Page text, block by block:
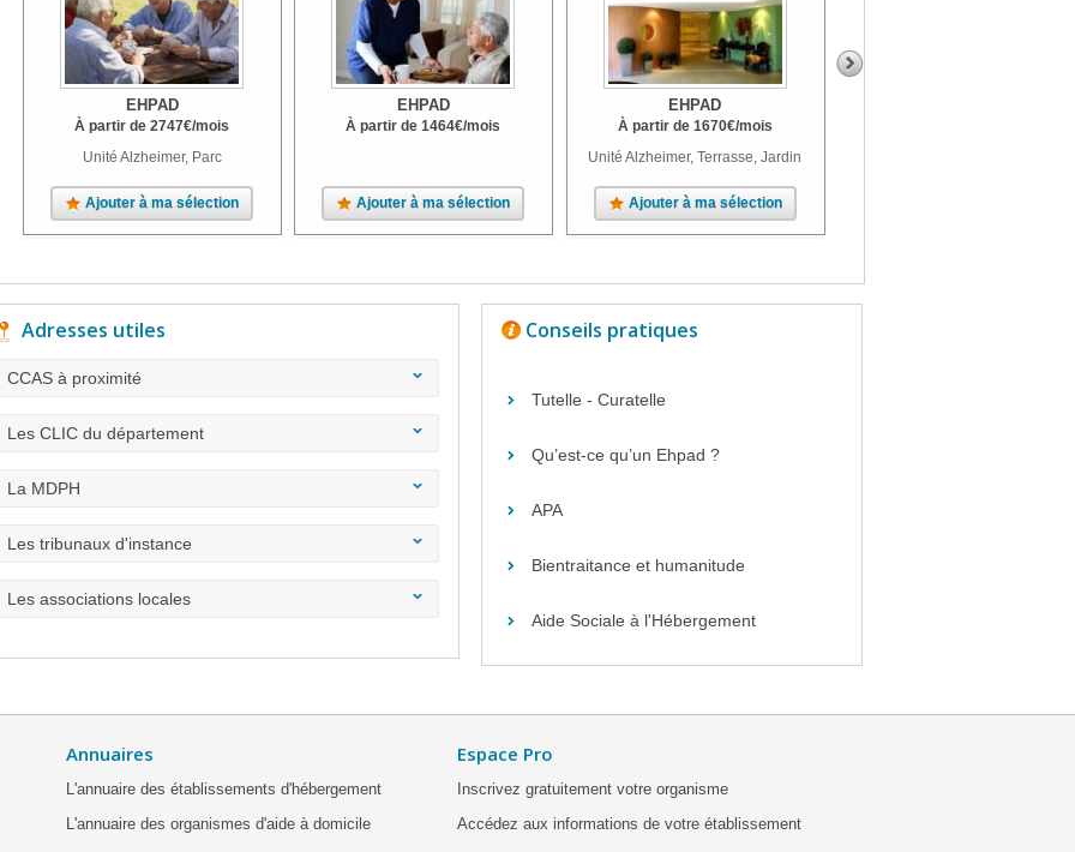
EHPAD
À partir de 2747€/mois
Unité Alzheimer, Parc
Ajouter à ma sélection
EHPAD
À partir de1464€/mois
Ajouter à ma sélection
EHPAD
À partir de 1670€/mois
Unité Alzheimer, Terrasse, Jardin
Ajouter à ma sélection
Adresses utiles
CCAS à proximité
Les CLIC du département
La MDPH
Les tribunaux d'instance
Les associations locales
Conseils pratiques
Tutelle - Curatelle
Qu’est-ce qu’un Ehpad ?
APA
Bientraitance et humanitude
Aide Sociale à l'Hébergement
Annuaires
L'annuaire des établissements d'hébergement
L'annuaire des organismes d'aide à domicile
Espace Pro
Inscrivez gratuitement votre organisme
Accédez aux informations de votre établissement